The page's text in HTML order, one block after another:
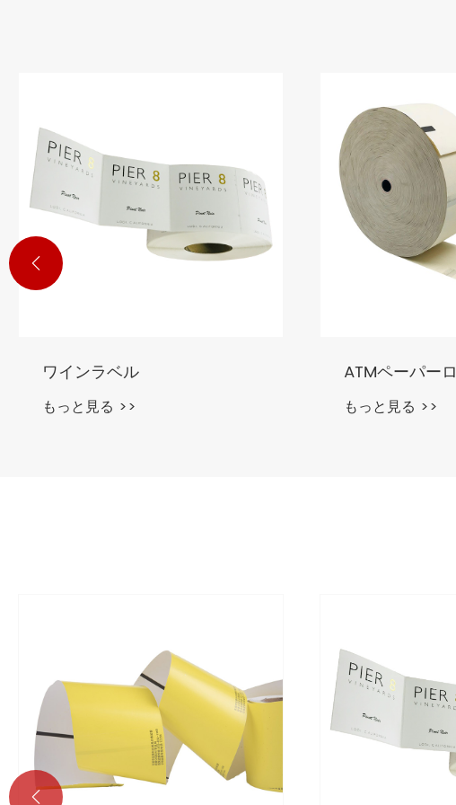
ATMペーパーロール
もっと見る >>
レジ登録ロール
もっと見る >>

